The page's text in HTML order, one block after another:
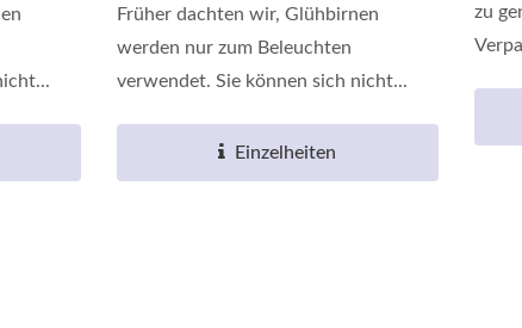
Früher dachten wir, Glühbirnen
werden nur zum Beleuchten
verwendet. Sie können sich nicht...
Einzelheiten
zu